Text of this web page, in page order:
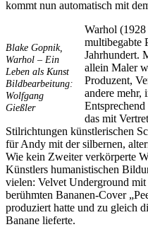
Uli
Harald Schwiers
kommt nun automatisch mit
Blake Gopnik,
Warhol – Ein
Leben als Kunst
Bildbearbeitung:
Wolfgang
Gießler
Warhol
multibegabte
Jahrhundert.
allein Maler
Produzent,
andere mehr,
das mit
Stilrichtungen künstlerischen
für Andy mit der silbernen,
Wie kein Zweiter verkörperte
Künstlers humanistischen
vielen: Velvet Underground
berühmten Bananen-Cover
produziert hatte und zu gleich
Banane lieferte.